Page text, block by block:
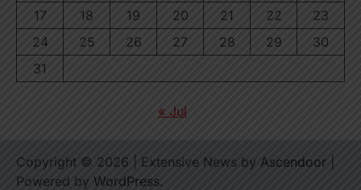
17
18 19 20 21 22
23
24
25 26 27 28 29
30
31
« Jul
Copyright © 2026 | Extensive News by Ascendoor
Powered by WordPress.